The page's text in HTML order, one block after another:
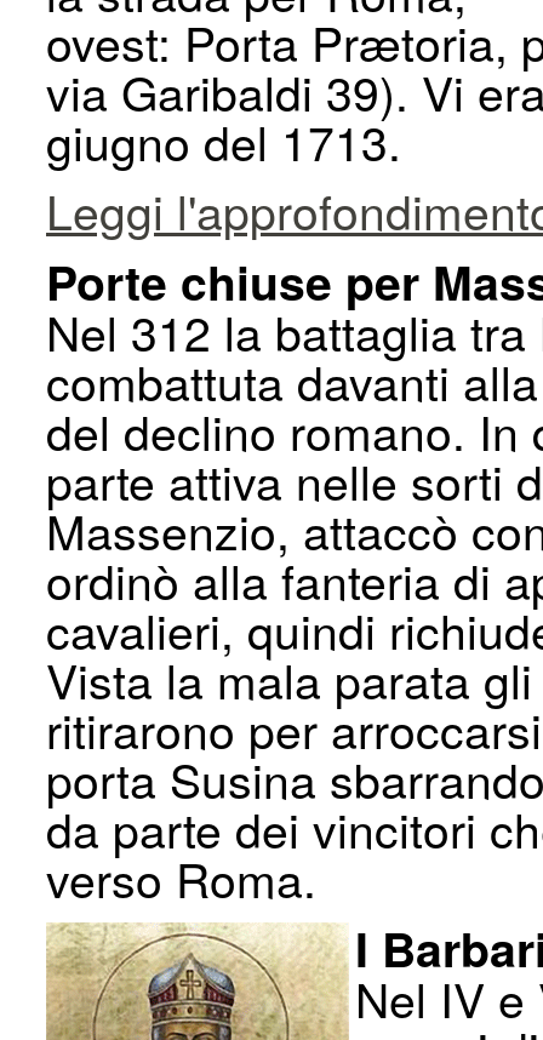
ovest: Porta Prætoria,
via Garibaldi 39). Vi
giugno del 1713.
Leggi
Porte chiuse per
Nel 312 la battaglia
combattuta davanti
del declino romano. In
parte attiva nelle sorti
Massenzio, attaccò
ordinò alla fanteria di
cavalieri, quindi
Vista la mala parata
ritirarono per
porta Susina
da parte dei vincitori
verso Roma.
I
Nel IV